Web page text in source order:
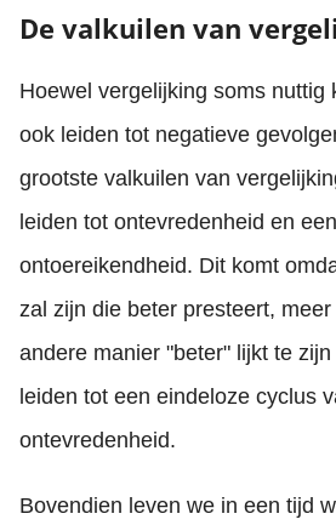
De valkuilen van
Hoewel vergelijking soms nuttig
ook leiden tot negatieve
grootste valkuilen van
leiden tot ontevredenheid en
ontoereikendheid. Dit komt
zal zijn die beter presteert,
andere manier "beter" lijkt te
leiden tot een eindeloze cyclus
ontevredenheid.
Bovendien leven we in een tijd